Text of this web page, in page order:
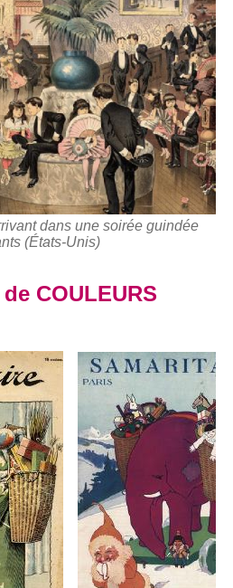
dans une soirée guindée
(États-Unis)
COULEURS